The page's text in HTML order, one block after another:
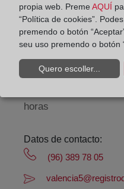
Pintor Peyró, 12 - 5ª
Horario:
De lunes a viernes de
Agosto: De lunes a
horas
Datos de contacto:
(96) 389 78 05
propia web. Preme AQUÍ
“Política de cookies”.
premendo o botón
seu uso premendo o botón
Quero escoller...